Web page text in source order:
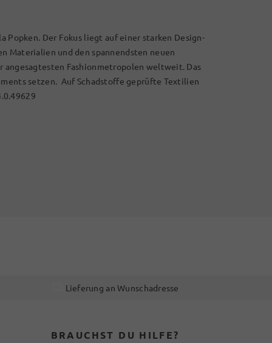
Popken. Der Fokus liegt auf einer starken Design-
Materialien und den spannendsten neuen
angesagtesten Fashionmetropolen weltweit. Das
setzen. Auf Schadstoffe geprüfte Textilien
Lieferung an Wunschadresse
BRAUCHST DU HILFE?